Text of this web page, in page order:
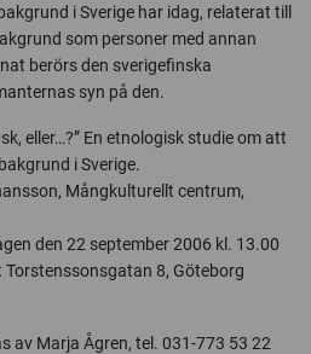
i Sverige har idag, relaterat till
som personer med annan
berörs den sverigefinska
syn på den.
eller…?” En etnologisk studie om att
i Sverige.
Mångkulturellt centrum,
den 22 september 2006 kl. 13.00
Torstenssonsgatan 8, Göteborg
av Marja Ågren, tel. 031-773 53 22